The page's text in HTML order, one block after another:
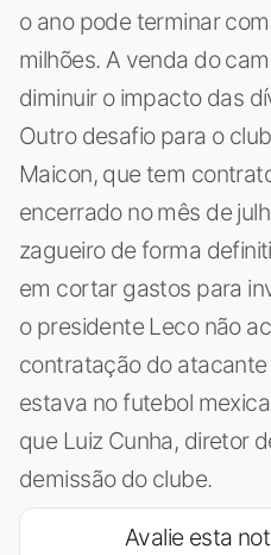
o ano pode terminar
milhões. A venda do
diminuir o impacto das
Outro desafio para o
Maicon, que tem
encerrado no mês de
zagueiro de forma
em cortar gastos para
o presidente Leco não
contratação do
estava no futebol
que Luiz Cunha, diretor
demissão do clube.
Avalie esta